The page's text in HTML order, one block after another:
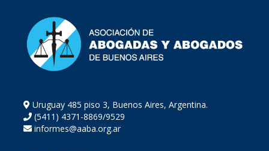
Uruguay 485 piso 3, Buenos Aires, Argentina.
(5411) 4371-8869/9529
informes@aaba.org.ar